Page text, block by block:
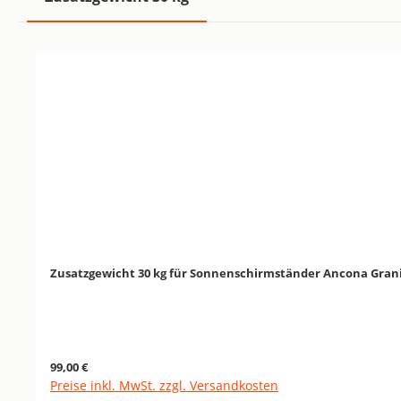
Zusatzgewicht 30 kg für Sonnenschirmständer Ancona
Regulärer Preis:
99,00 €
Preise inkl. MwSt. zzgl. Versandkosten